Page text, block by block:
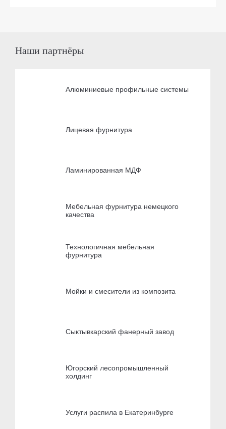
Наши партнёры
Алюминиевые профильные системы
Лицевая фурнитура
Ламинированная МДФ
Мебельная фурнитура немецкого
качества
Технологичная мебельная
фурнитура
Мойки и смесители из композита
Сыктывкарский фанерный завод
Югорский лесопромышленный
холдинг
Услуги распила в Екатеринбурге